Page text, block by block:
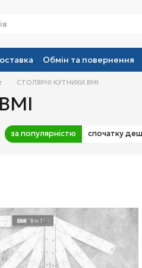
Обмін та повернення
СТОЛЯРНІ КУТНИКИ BMI
за популярністю спочатку